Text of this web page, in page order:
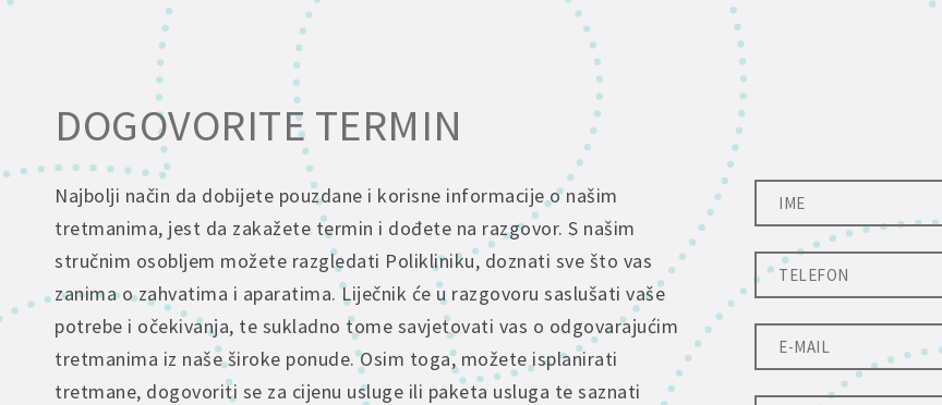
DOGOVORITE TERMIN
Najbolji način da dobijete pouzdane i korisne informacije o našim
tretmanima, jest da zakažete termin i dođete na razgovor. S našim
stručnim osobljem možete razgledati Polikliniku, doznati sve što vas
zanima o zahvatima i aparatima. Liječnik će u razgovoru saslušati vaše
potrebe i očekivanja, te sukladno tome savjetovati vas o odgovarajućim
tretmanima iz naše široke ponude. Osim toga, možete isplanirati
tretmane, dogovoriti se za cijenu usluge ili paketa usluga te saznati